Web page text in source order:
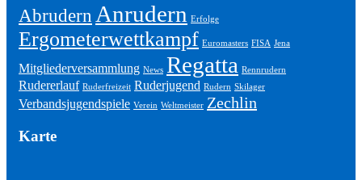
AbrudernAnrudern Erfolge
Ergometerwettkampf Euromasters FISA Jena
Mitgliederversammlung News Regatta Rennrudern
Rudererlauf Ruderfreizeit Ruderjugend Rudern Skilager
Verbandsjugendspiele Verein Weltmeister Zechlin
Karte